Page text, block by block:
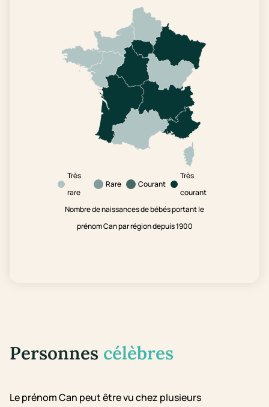
Très
rare
Rare Courant
Très
courant
Nombre de naissances de bébés portant le
prénom Can par région depuis 1900
Personnes célèbres
Le prénom Can peut être vu chez plusieurs